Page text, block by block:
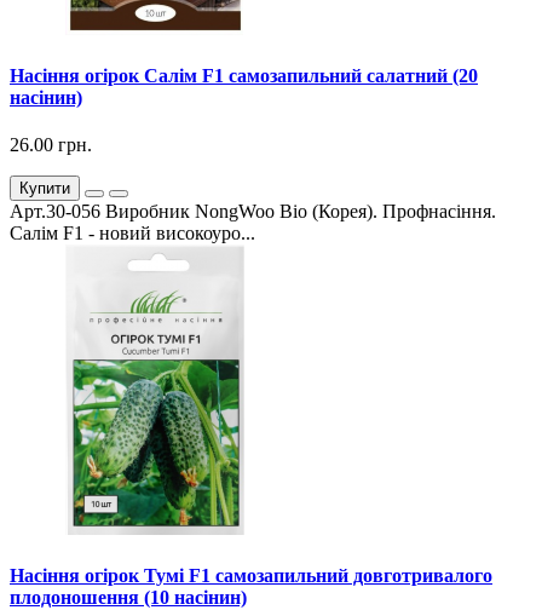
Насіння огірок Салім F1 самозапильний салатний (20
насінин)
26.00 грн.
Купити
Арт.30-056 Виробник NongWoo Bio (Корея). Профнасіння.
Салім F1 - новий високоуро...
Насіння огірок Тумі F1 самозапильний довготривалого
плодоношення (10 насінин)